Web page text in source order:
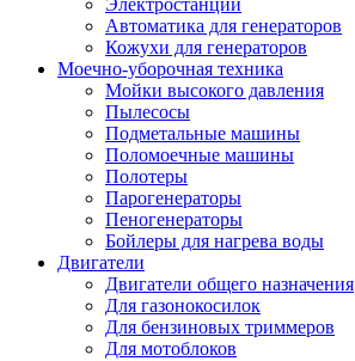
Электростанции
Автоматика для генераторов
Кожухи для генераторов
Моечно-уборочная техника
Мойки высокого давления
Пылесосы
Подметальные машины
Поломоечные машины
Полотеры
Парогенераторы
Пеногенераторы
Бойлеры для нагрева воды
Двигатели
Двигатели общего назначения
Для газонокосилок
Для бензиновых триммеров
Для мотоблоков